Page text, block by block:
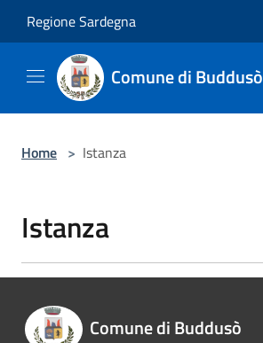
Regione Sardegna
Comune di Buddusò
Home > Istanza
Istanza
Comune di Buddusò